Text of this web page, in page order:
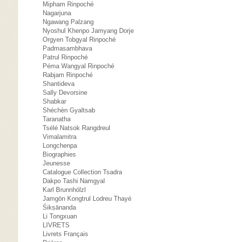
Mipham Rinpoché
Nagarjuna
Ngawang Palzang
Nyoshul Khenpo Jamyang Dorje
Orgyen Tobgyal Rinpoché
Padmasambhava
Patrul Rinpoché
Péma Wangyal Rinpoché
Rabjam Rinpoché
Shantideva
Sally Devorsine
Shabkar
Shéchèn Gyaltsab
Taranatha
Tsélé Natsok Rangdreul
Vimalamitra
Longchenpa
Biographies
Jeunesse
Catalogue Collection Tsadra
Dakpo Tashi Namgyal
Karl Brunnhölzl
Jamgön Kongtrul Lodreu Thayé
Śikṣānanda
Li Tongxuan
LIVRETS
Livrets Français